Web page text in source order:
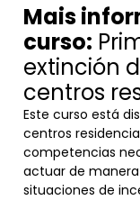
Mais
curso:
extinción
centros
Este curso está
centros
competencias
actuar de
situaciones de